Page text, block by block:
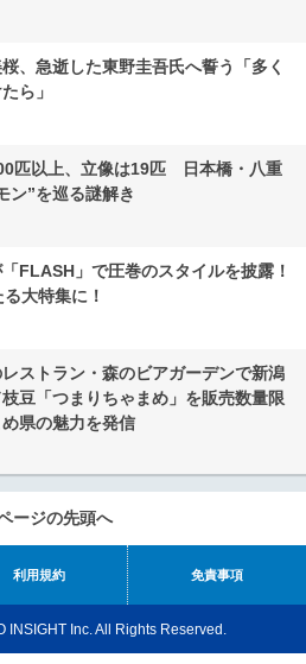
、急逝した東野圭吾氏へ誓う「多く
ら」
匹以上、立像は19匹 日本橋・八重
ン”を巡る謎解き
FLASH」で圧巻のスタイルを披露！
大特集に！
ストラン・森のビアガーデンで新潟
豆「つまりちゃまめ」を販売数量限
県の魅力を発信
ージの先頭へ
利用規約 免責事項
Inc. All Rights Reserved.